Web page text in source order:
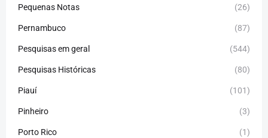
Pequenas Notas (26)
Pernambuco (87)
Pesquisas em geral (544)
Pesquisas Históricas (80)
Piauí (101)
Pinheiro (3)
Porto Rico (1)